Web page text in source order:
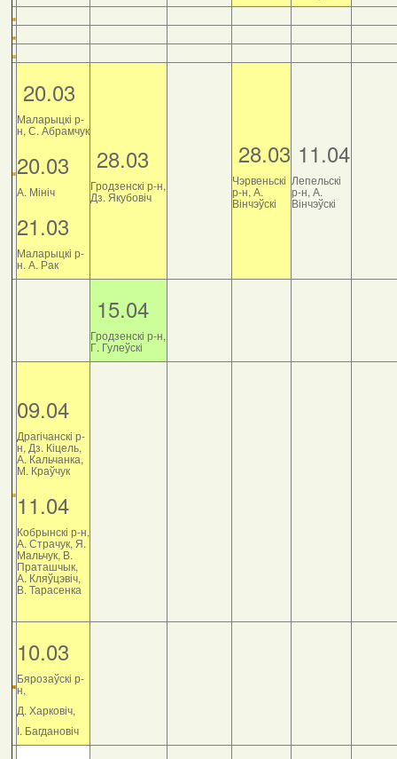
20.03
Маларыцкі р-
н, С. Абрамчук
20.03
А. Мініч
21.03
Маларыцкі р-
н. А. Рак
28.03
Гродзенскі р-н,
Дз. Якубовіч
28.03
Чэрвеньскі
р-н, А.
Вінчэўскі
11.04
Лепельскі
р-н, А.
Вінчэўскі
15.04
Гродзенскі р-н,
Г. Гулеўскі
09.04
Драгічанскі р-
н, Дз. Кіцель,
А. Кальчанка,
М. Краўчук
11.04
Кобрынскі р-н,
А. Страчук, Я.
Мальчук, В.
Праташчык,
А. Кляўцэвіч,
В. Тарасенка
10.03
Бярозаўскі р-
н,
Д. Харковіч,
І. Багдановіч